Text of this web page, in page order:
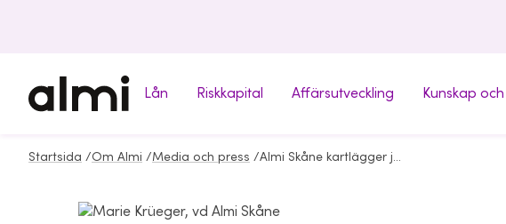
Lån Riskkapital Affärsutveckling Kunskap
Startsida /Om Almi /Media och press / Almi Skåne kartlägger jämställdheten i bolagsstyrelser